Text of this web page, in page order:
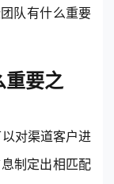
后服务
队有什么重要
重要之
对渠道客户进
制定出相匹配